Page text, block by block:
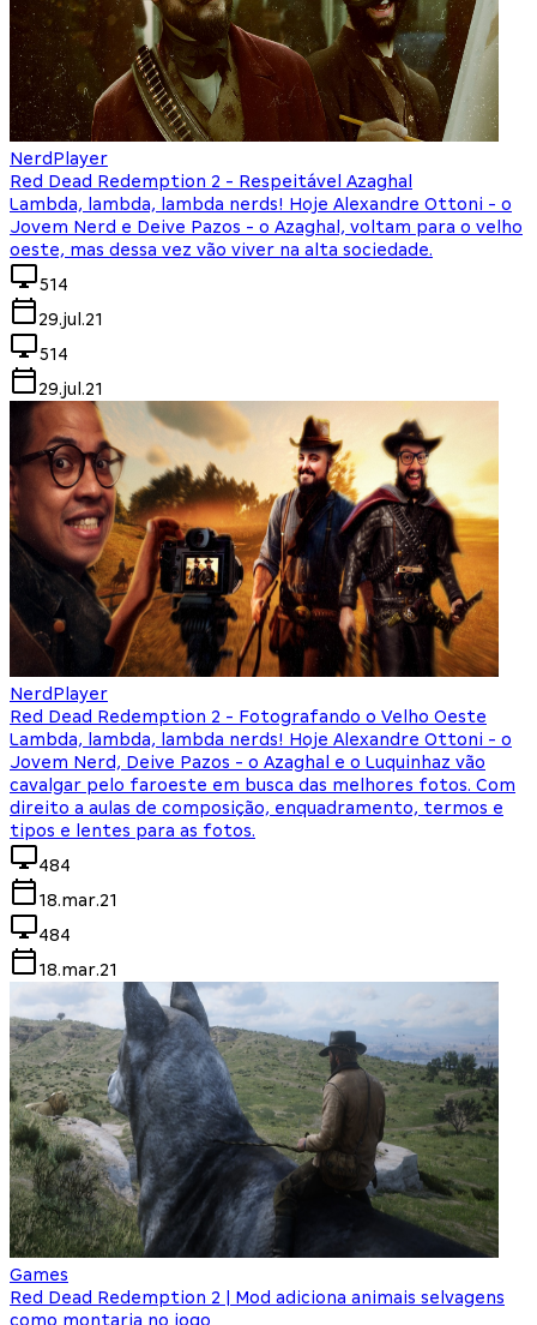
NerdPlayer
Red Dead Redemption 2 - Respeitável Azaghal
Lambda, lambda, lambda nerds! Hoje Alexandre Ottoni - o
Jovem Nerd e Deive Pazos - o Azaghal, voltam para o velho
oeste, mas dessa vez vão viver na alta sociedade.
514
29.jul.21
514
29.jul.21
NerdPlayer
Red Dead Redemption 2 - Fotografando o Velho Oeste
Lambda, lambda, lambda nerds! Hoje Alexandre Ottoni - o
Jovem Nerd, Deive Pazos - o Azaghal e o Luquinhaz vão
cavalgar pelo faroeste em busca das melhores fotos. Com
direito a aulas de composição, enquadramento, termos e
tipos e lentes para as fotos.
484
18.mar.21
484
18.mar.21
Games
Red Dead Redemption 2 | Mod adiciona animais selvagens
como montaria no jogo